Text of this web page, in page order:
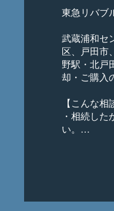
東急リバブ
武蔵浦和セ
区、戸田市
野駅・北戸
却・ご購入
【こんな
・相続し
い。
購入が先
・本当に